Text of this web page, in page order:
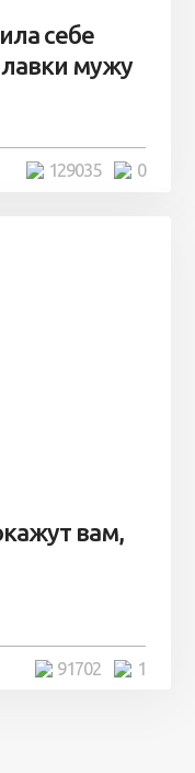
себе
мужу
0
129035
вам,
1
91702